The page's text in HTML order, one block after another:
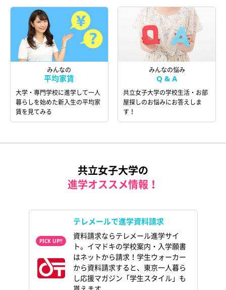
みんなの
平均家賃
大学・専門学校に進学して一人
暮らしを始めた新入生の平均家
賃を見てみる
みんなの悩み
Q & A
共立女子大学の学校生活・お部
屋探しのお悩みにお答えしま
す！
共立女子大学の
進学オススメ情報！
テレメールで進学資料請求
資料請求ならテレメール進学サイ
ト。イマドキの学校案内・入学願書
はネットから請求！学生ウォーカー
から資料請求すると、東京一人暮ら
し応援マガジン「学生スタイル」も